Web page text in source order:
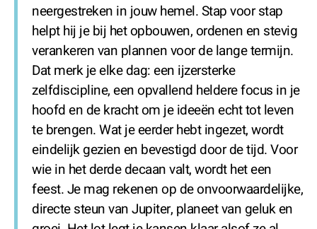
neergestreken in jouw hemel. Stap voor stap
helpt hij je bij het opbouwen, ordenen en stevig
verankeren van plannen voor de lange termijn.
Dat merk je elke dag: een ijzersterke
zelfdiscipline, een opvallend heldere focus in je
hoofd en de kracht om je ideeën echt tot leven
te brengen. Wat je eerder hebt ingezet, wordt
eindelijk gezien en bevestigd door de tijd. Voor
wie in het derde decaan valt, wordt het een
feest. Je mag rekenen op de onvoorwaardelijke,
directe steun van Jupiter, planeet van geluk en